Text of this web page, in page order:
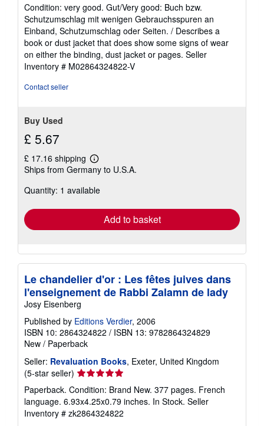
5
out
of
5
stars
Condition: very good. Gut/Very good: Buch bzw.
Schutzumschlag mit wenigen Gebrauchsspuren an
Einband, Schutzumschlag oder Seiten. / Describes a
book or dust jacket that does show some signs of wear
on either the binding, dust jacket or pages. Seller
Inventory # M02864324822-V
Contact seller
Buy Used
£ 5.67
£ 17.16 shipping
Learn
more
shipping
Ships from Germany to U.S.A.
Quantity: 1 available
Add to basket
Le chandelier d'or : Les fêtes juives dans
l'enseignement de Rabbi Zalamn de lady
Josy Eisenberg
Published by Editions Verdier, 2006
ISBN 10: 2864324822 / ISBN 13: 9782864324829
New / Paperback
Seller: Revaluation Books, Exeter, United Kingdom
(5-star seller) Seller
rating
5
out
of
Paperback. Condition: Brand New. 377 pages. French
language. 6.93x4.25x0.79 inches. In Stock. Seller
Inventory # zk2864324822